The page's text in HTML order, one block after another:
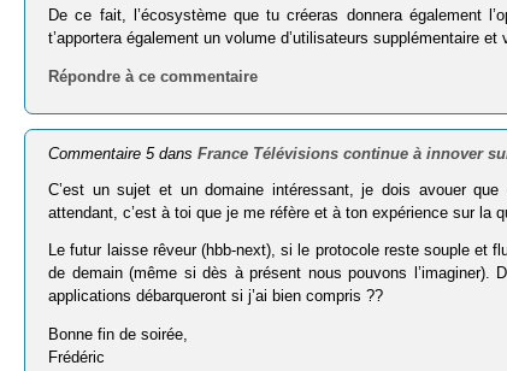
De ce fait, l’écosystème que tu créeras donnera également
t’apportera également un volume d’utilisateurs supplémentaire
Répondre à ce commentaire
Commentaire 5 dansFrance Télévisions continue à innover
C’est un sujet et un domaine intéressant, je dois avouer
attendant, c’est à toi que je me réfère et à ton expérience sur la
Le futur laisse rêveur (hbb-next), si le protocole reste souple et
de demain (même si dès à présent nous pouvons
applications débarqueront si j’ai bien compris ??
Bonne fin de soirée,
Frédéric